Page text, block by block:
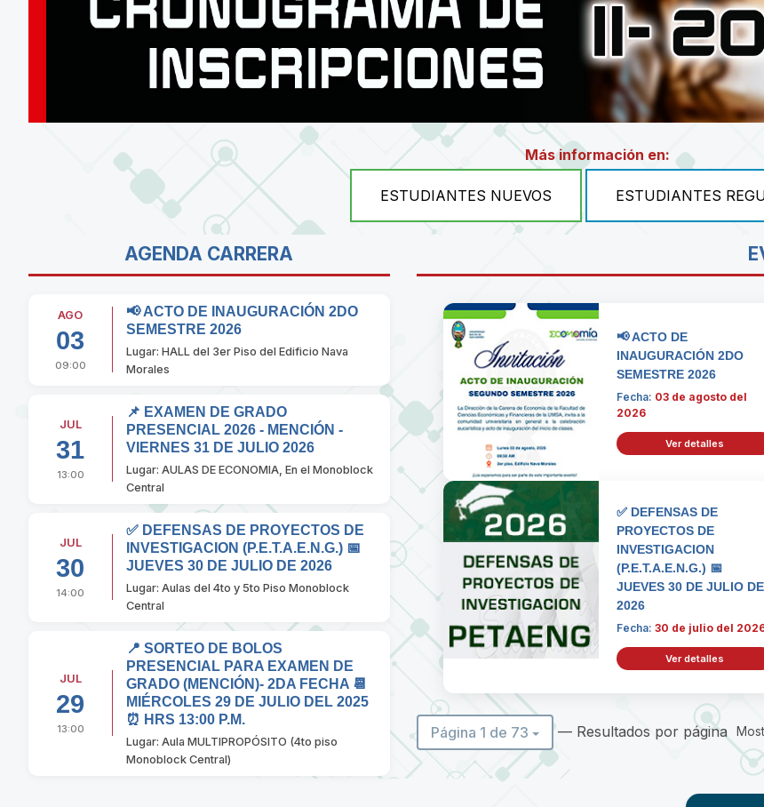
Más información en:
ESTUDIANTES NUEVOS ESTUDIANTES
AGENDA CARRERA
AGO
03
09:00
📢 ACTO DE INAUGURACIÓN 2DO
SEMESTRE 2026
Lugar: HALL del 3er Piso del Edificio Nava
Morales
JUL
31
13:00
📌 EXAMEN DE GRADO
PRESENCIAL 2026 - MENCIÓN -
VIERNES 31 DE JULIO 2026
Lugar: AULAS DE ECONOMIA, En el Monoblock
Central
JUL
30
14:00
✅ DEFENSAS DE PROYECTOS DE
INVESTIGACION (P.E.T.A.E.N.G.) 📅
JUEVES 30 DE JULIO DE 2026
Lugar: Aulas del 4to y 5to Piso Monoblock
Central
JUL
29
13:00
📍 SORTEO DE BOLOS
PRESENCIAL PARA EXAMEN DE
GRADO (MENCIÓN)- 2DA FECHA 📆
MIÉRCOLES 29 DE JULIO DEL 2025
⏰ HRS 13:00 P.M.
Lugar: Aula MULTIPROPÓSITO (4to piso
Monoblock Central)
📢 ACTO DE
INAUGURACIÓN 2DO
SEMESTRE 2026
Fecha: 03 de agosto del
2026
Ver detalles
✅ DEFENSAS DE
PROYECTOS DE
INVESTIGACION
(P.E.T.A.E.N.G.) 📅
JUEVES 30 DE JULIO DE
2026
Fecha:30 de julio del
Ver detalles
Página 1 de 73 — Resultados por página